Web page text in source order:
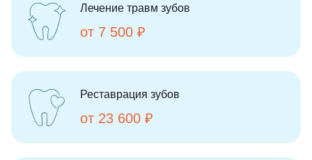
Лечение травм зубов
от 7 500 ₽
Реставрация зубов
от 23 600 ₽